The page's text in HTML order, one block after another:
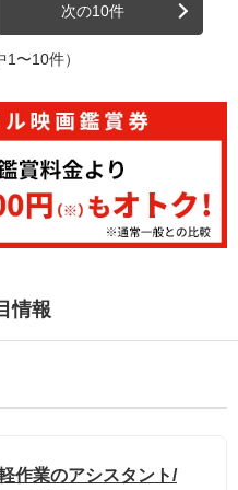
次の10件
1〜10件）
情報
作業のアシスタント/